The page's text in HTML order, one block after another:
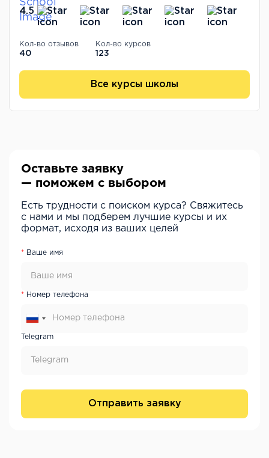
4.5
Кол-во отзывов
40
Кол-во курсов
123
Все курсы школы
Оставьте заявку
— поможем с выбором
Есть трудности с поиском курса? Свяжитесь
с нами и мы подберем лучшие курсы и их
формат, исходя из ваших целей
Ваше имя
Номер телефона
Telegram
Отправить заявку